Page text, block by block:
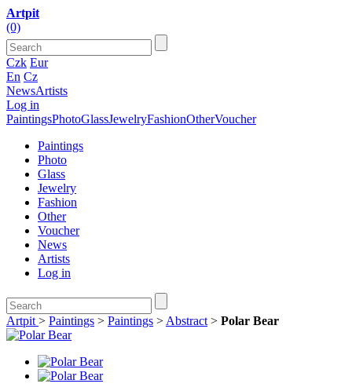
Artpit
(0)
Czk Eur
En Cz
NewsArtists
Log in
PaintingsPhotoGlassJewelryFashionOtherVoucher
Paintings
Photo
Glass
Jewelry
Fashion
Other
Voucher
News
Artists
Log in
Artpit > Paintings > Paintings > Abstract > Polar Bear